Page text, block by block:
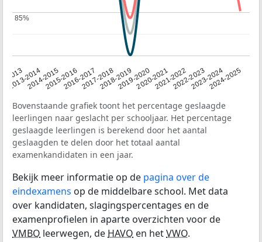
2013
2013-2014
2014-20152015-20162016-20172017-20182018-20192019-20202020-20212021-20222022-20232023-20242024-2025
85%
85%
Bovenstaande grafiek toont het percentage geslaagde
leerlingen naar geslacht per schooljaar. Het percentage
geslaagde leerlingen is berekend door het aantal
geslaagden te delen door het totaal aantal
examenkandidaten in een jaar.
Bekijk meer informatie op de pagina over de
eindexamens op de middelbare school. Met data
over kandidaten, slagingspercentages en de
examenprofielen in aparte overzichten voor de
VMBO leerwegen, de HAVO en hetVWO.